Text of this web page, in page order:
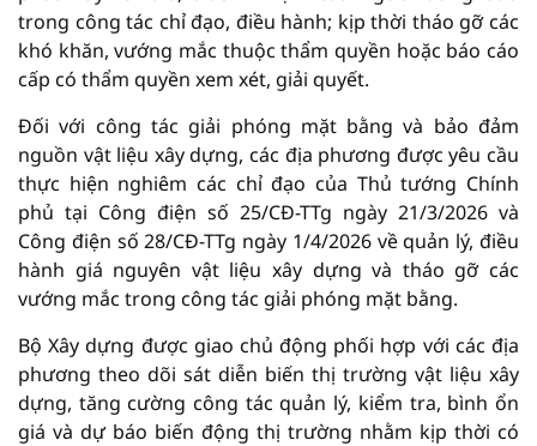
trong công tác chỉ đạo, điều hành; kịp thời tháo gỡ các
khó khăn, vướng mắc thuộc thẩm quyền hoặc báo cáo
cấp có thẩm quyền xem xét, giải quyết.
Đối với công tác giải phóng mặt bằng và bảo đảm
nguồn vật liệu xây dựng, các địa phương được yêu cầu
thực hiện nghiêm các chỉ đạo của Thủ tướng Chính
phủ tại Công điện số 25/CĐ-TTg ngày 21/3/2026 và
Công điện số 28/CĐ-TTg ngày 1/4/2026 về quản lý, điều
hành giá nguyên vật liệu xây dựng và tháo gỡ các
vướng mắc trong công tác giải phóng mặt bằng.
Bộ Xây dựng được giao chủ động phối hợp với các địa
phương theo dõi sát diễn biến thị trường vật liệu xây
dựng, tăng cường công tác quản lý, kiểm tra, bình ổn
giá và dự báo biến động thị trường nhằm kịp thời có